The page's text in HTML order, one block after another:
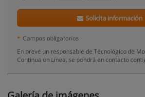
Solicita información
* Campos obligatorios
En breve un responsable de Tecnológico de
Continua en Línea, se pondrá en contacto